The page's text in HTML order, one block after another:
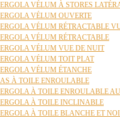
VÉLUM À STORES
VÉLUM OUVERTE
VÉLUM RÉTRACTABLE
VÉLUM RÉTRACTABLE
VÉLUM VUE DE NUIT
VÉLUM TOIT PLAT
VÉLUM ÉTANCHE
À TOILE ENROULABLE
À TOILE ENROULABLE
À TOILE INCLINABLE
À TOILE BLANCHE ET